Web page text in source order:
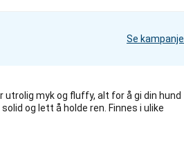
Se kampanje
utrolig myk og fluffy, alt for å gi din hund
og lett å holde ren. Finnes i ulike